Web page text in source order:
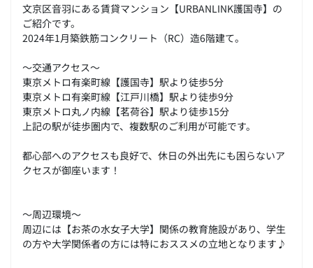
文京区音羽にある賃貸マンション【URBANLINK護国寺】の
ご紹介です。
2024年1月築鉄筋コンクリート（RC）造6階建て。
～交通アクセス～
東京メトロ有楽町線【護国寺】駅より徒歩5分
東京メトロ有楽町線【江戸川橋】駅より徒歩9分
東京メトロ丸ノ内線【茗荷谷】駅より徒歩15分
上記の駅が徒歩圏内で、複数駅のご利用が可能です。
都心部へのアクセスも良好で、休日の外出先にも困らないア
クセスが御座います！
～周辺環境～
周辺には【お茶の水女子大学】関係の教育施設があり、学生
の方や大学関係者の方には特におススメの立地となります♪